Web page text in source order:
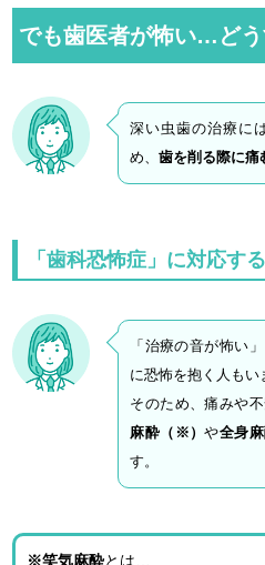
でも歯医者が怖い…どう
深い虫歯の治療に
め、歯を削る際に痛
「歯科恐怖症」に対応す
「治療の音が怖い
に恐怖を抱く人もい
そのため、痛みや
麻酔（※）や全身
す。
※笑気麻酔とは…